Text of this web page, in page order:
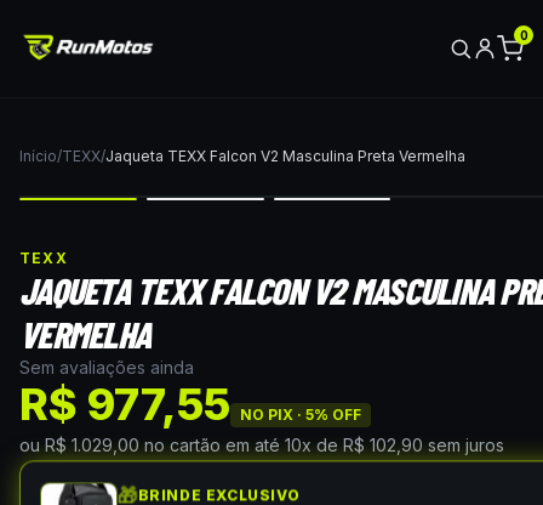
0
Início/TEXX/Jaqueta TEXX Falcon V2 Masculina Preta Vermelha
TEXX
JAQUETA TEXX FALCON V2 MASCULINA
VERMELHA
Sem avaliações ainda
R$ 977,55 NO PIX · 5% OFF
ou R$ 1.029,00 no cartão em até 10x de R$ 102,90 sem juros
🎁BRINDE EXCLUSIVO